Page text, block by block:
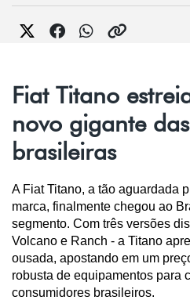
Fiat Titano
novo gigante
brasileiras
A Fiat Titano, a tão aguardada
marca, finalmente chegou ao
segmento. Com três versões
Volcano e Ranch - a Titano
ousada, apostando em um
robusta de equipamentos para
consumidores brasileiros.